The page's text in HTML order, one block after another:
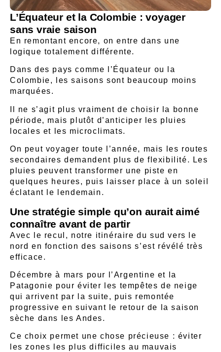
L’Équateur et la Colombie : voyager
sans vraie saison
En remontant encore, on entre dans une
logique totalement différente.
Dans des pays comme l’ Équateur ou la
Colombie, les saisons sont beaucoup moins
marquées.
Il ne s’agit plus vraiment de choisir la bonne
période, mais plutôt d’anticiper les pluies
locales et les microclimats.
On peut voyager toute l’année, mais les routes
secondaires demandent plus de flexibilité. Les
pluies peuvent transformer une piste en
quelques heures, puis laisser place à un soleil
éclatant le lendemain.
Une stratégie simple qu’on aurait aimé
connaître avant de partir
Avec le recul, notre itinéraire du sud vers le
nord en fonction des saisons s’est révélé très
efficace.
Décembre à mars pour l’Argentine et la
Patagonie pour éviter les tempêtes de neige
qui arrivent par la suite, puis remontée
progressive en suivant le retour de la saison
sèche dans les Andes.
Ce choix permet une chose précieuse : éviter
les zones les plus difficiles au mauvais